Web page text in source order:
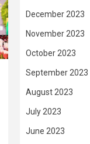
December 2023
November 2023
October 2023
September 2023
August 2023
July 2023
June 2023